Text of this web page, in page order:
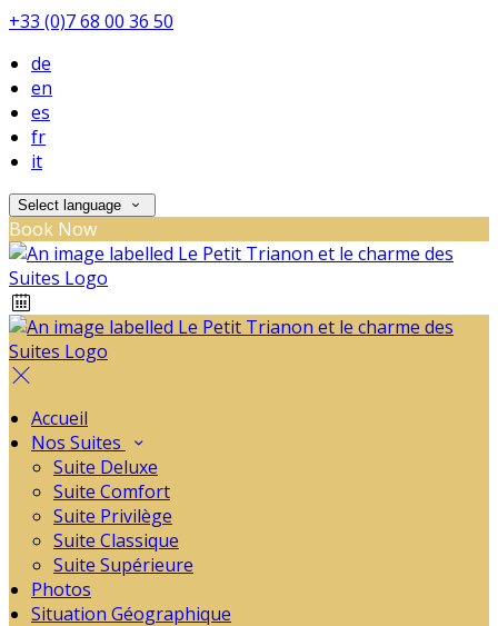
+33 (0)7 68 00 36 50
de
en
es
fr
it
Select language
Book Now
Accueil
Nos Suites
Suite Deluxe
Suite Comfort
Suite Privilège
Suite Classique
Suite Supérieure
Photos
Situation Géographique